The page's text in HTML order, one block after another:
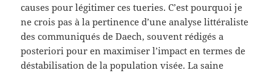
causes pour légitimer ces tueries. C’est pourquoi je
ne crois pas à la pertinence d’une analyse littéraliste
des communiqués de Daech, souvent rédigés a
posteriori pour en maximiser l’impact en termes de
déstabilisation de la population visée. La saine